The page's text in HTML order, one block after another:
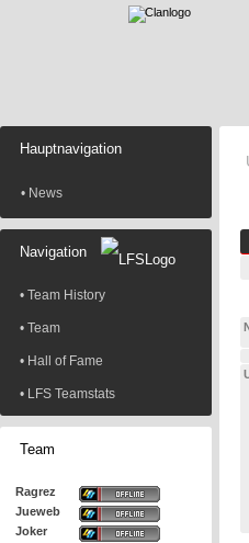
Hauptnavigation
• News
Navigation
• Team History
• Team
• Hall of Fame
• LFS Teamstats
Team
Ragrez
Jueweb
Joker